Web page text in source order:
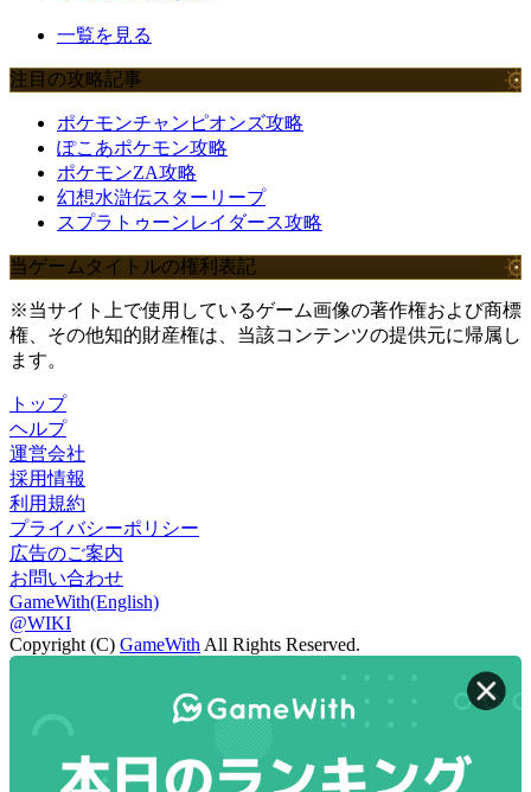
一覧を見る
注目の攻略記事
ポケモンチャンピオンズ攻略
ぽこあポケモン攻略
ポケモンZA攻略
幻想水滸伝スターリープ
スプラトゥーンレイダース攻略
当ゲームタイトルの権利表記
※当サイト上で使用しているゲーム画像の著作権および商標
権、その他知的財産権は、当該コンテンツの提供元に帰属し
ます。
トップ
ヘルプ
運営会社
採用情報
利用規約
プライバシーポリシー
広告のご案内
お問い合わせ
GameWith(English)
@WIKI
Copyright (C) GameWith All Rights Reserved.